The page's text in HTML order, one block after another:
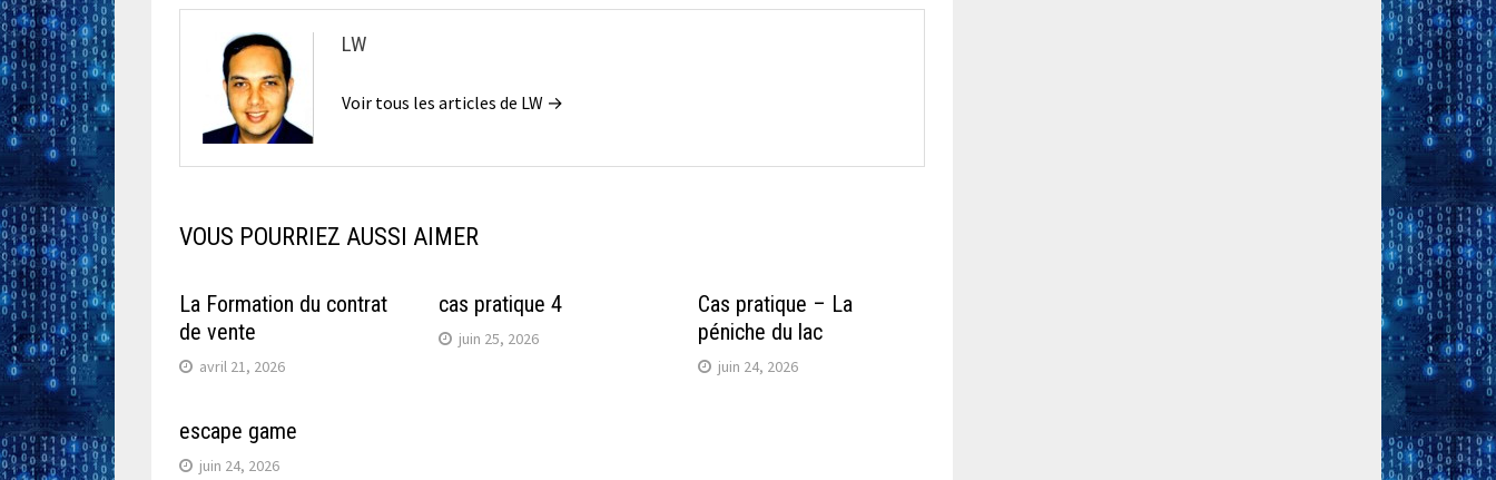
LW
Voir tous les articles de LW →
VOUS POURRIEZ AUSSI AIMER
La Formation du contrat
de vente
avril 21, 2026
cas pratique 4
juin 25, 2026
Cas pratique – La
péniche du lac
juin 24, 2026
escape game
juin 24, 2026